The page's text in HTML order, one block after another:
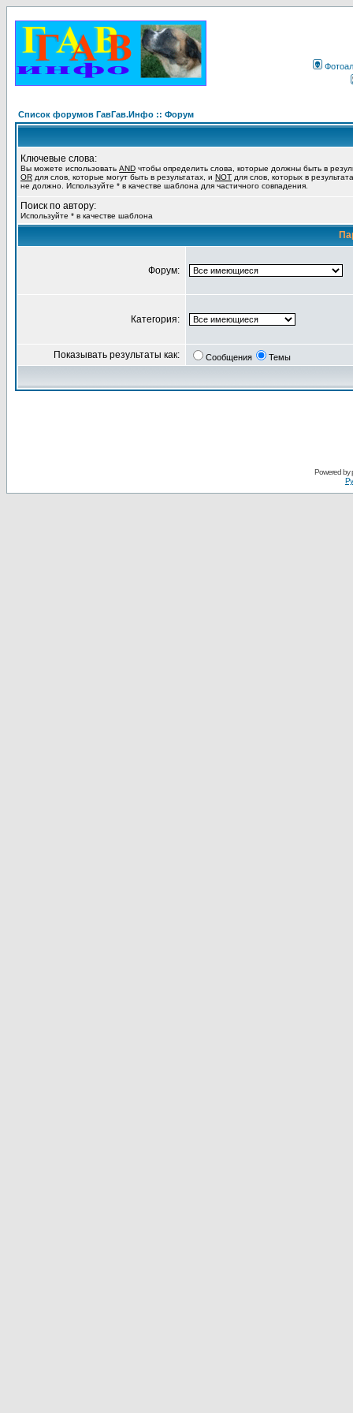
Список форумов ГавГав.Инфо :: Форум
Ключевые слова:
Вы можете использовать AND чтобы определить слова, которые должны быть в
OR для слов, которые могут быть в результатах, и NOT для слов, которых в
не должно. Используйте * в качестве шаблона для частичного совпадения.
Поиск по автору:
Используйте * в качестве шаблона
Форум:
Категория:
Показывать результаты как: Сообщения Темы
Powered by